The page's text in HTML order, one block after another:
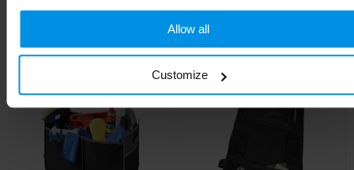
Allow all
Customize
Gerelateerde producten